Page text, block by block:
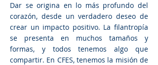
Dar se origina en lo más profundo del
corazón, desde un verdadero deseo de
crear un impacto positivo. La filantropía
se presenta en muchos tamaños y
formas, y todos tenemos algo que
compartir. En CFES, tenemos la misión de